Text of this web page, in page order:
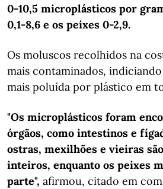
0-10,5 microplásticos por
0,1-8,6 e os peixes 0-2,9.
Os moluscos recolhidos na
mais contaminados,
mais poluída por plástico em
"Os microplásticos foram
órgãos, como intestinos e
ostras, mexilhões e vieiras
inteiros, enquanto os peixes
parte", afirmou, citado em